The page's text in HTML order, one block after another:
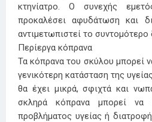
κτηνίατρο. Ο συνεχής
προκαλέσει αφυδάτωση και
αντιμετωπιστεί το συντομότερο
Περίεργα κόπρανα
Τα κόπρανα του σκύλου μπορεί
γενικότερη κατάσταση της
θα έχει μικρά, σφιχτά και
σκληρά κόπρανα μπορεί να
προβλήματος υγείας ή